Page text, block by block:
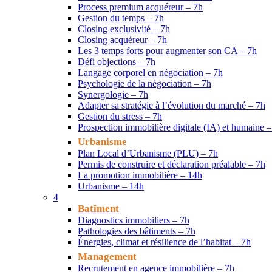
Process premium acquéreur – 7h
Gestion du temps – 7h
Closing exclusivité – 7h
Closing acquéreur – 7h
Les 3 temps forts pour augmenter son CA – 7h
Défi objections – 7h
Langage corporel en négociation – 7h
Psychologie de la négociation – 7h
Synergologie – 7h
Adapter sa stratégie à l’évolution du marché – 7h
Gestion du stress – 7h
Prospection immobilière digitale (IA) et humaine
Urbanisme
Plan Local d’Urbanisme (PLU) – 7h
Permis de construire et déclaration préalable – 7h
La promotion immobilière – 14h
Urbanisme – 14h
4
Batîment
Diagnostics immobiliers – 7h
Pathologies des bâtiments – 7h
Énergies, climat et résilience de l’habitat – 7h
Management
Recrutement en agence immobilière – 7h